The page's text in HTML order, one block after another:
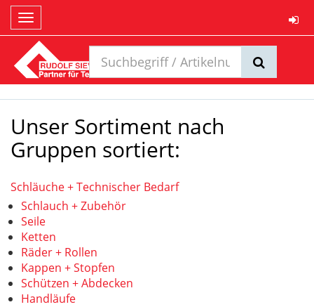
Toggle
navigation
Unser Sortiment nach
Gruppen sortiert:
Schläuche + Technischer Bedarf
Schlauch + Zubehör
Seile
Ketten
Räder + Rollen
Kappen + Stopfen
Schützen + Abdecken
Handläufe